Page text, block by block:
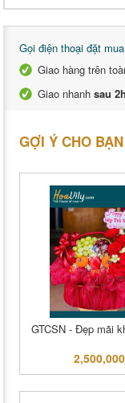
Gọi điện thoại đặt
Giao hàng trên
Giao nhanh sau
GỢI Ý CHO BẠN
GTCSN - Đẹp mãi
2,500,000